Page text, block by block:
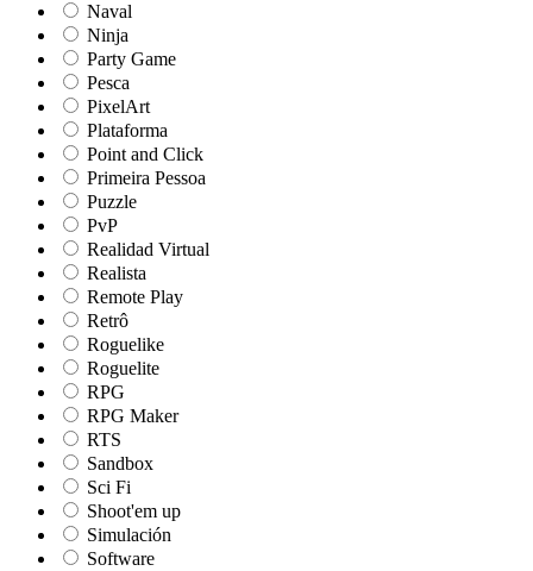
Naval
Ninja
Party Game
Pesca
PixelArt
Plataforma
Point and Click
Primeira Pessoa
Puzzle
PvP
Realidad Virtual
Realista
Remote Play
Retrô
Roguelike
Roguelite
RPG
RPG Maker
RTS
Sandbox
Sci Fi
Shoot'em up
Simulación
Software